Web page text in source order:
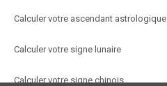
Calculer votre ascendant astrologique
Calculer votre signe lunaire
Calculer votre signe chinois